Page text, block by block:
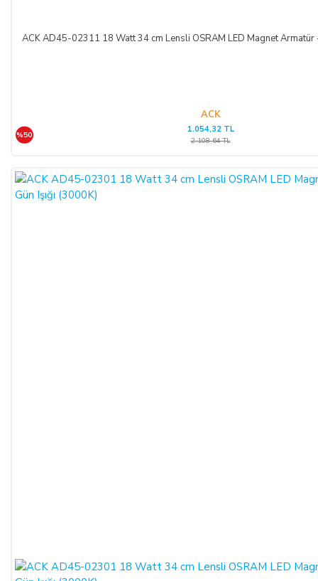
ACK AD45-02311 18 Watt 34 cm Lensli OSRAM LED Magnet Armatür
ACK
%50
1.054,32 TL
2.108,64 TL